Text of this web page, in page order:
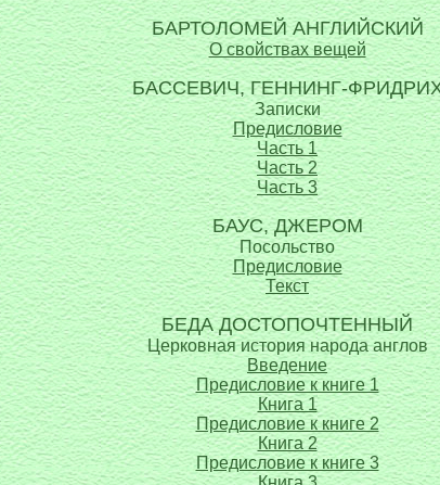
БАРТОЛОМЕЙ АНГЛИЙСКИЙ
О свойствах вещей
БАССЕВИЧ, ГЕННИНГ-
Записки
Предисловие
Часть 1
Часть 2
Часть 3
БАУС, ДЖЕРОМ
Посольство
Предисловие
Текст
БЕДА ДОСТОПОЧТЕННЫЙ
Церковная история народа англов
Введение
Предисловие к книге 1
Книга 1
Предисловие к книге 2
Книга 2
Предисловие к книге 3